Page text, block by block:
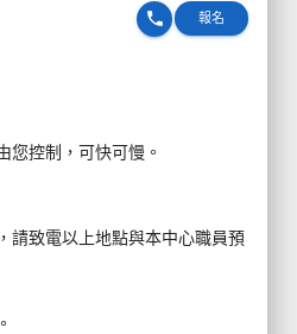
報名
phone
您控制，可快可慢。
，請致電以上地點與本中心職員預